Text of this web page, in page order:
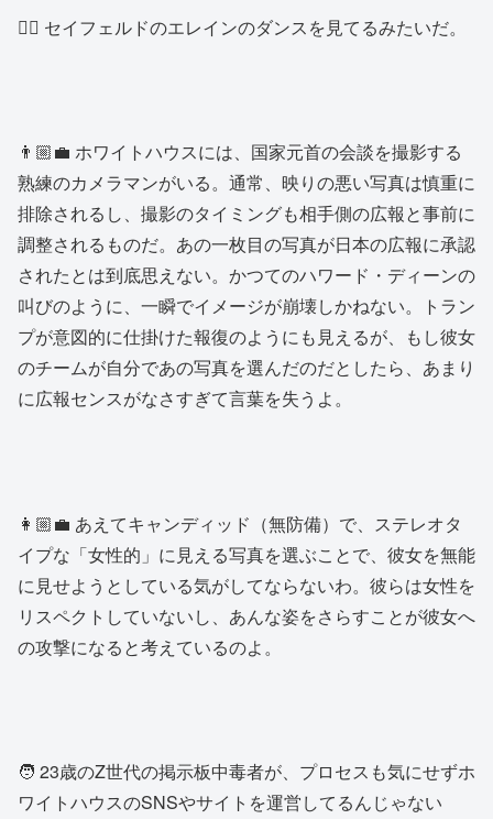
👱‍♂️ セイフェルドのエレインのダンスを見てるみたいだ。
👨🏼‍💼 ホワイトハウスには、国家元首の会談を撮影する
熟練のカメラマンがいる。通常、映りの悪い写真は慎重に
排除されるし、撮影のタイミングも相手側の広報と事前に
調整されるものだ。あの一枚目の写真が日本の広報に承認
されたとは到底思えない。かつてのハワード・ディーンの
叫びのように、一瞬でイメージが崩壊しかねない。トラン
プが意図的に仕掛けた報復のようにも見えるが、もし彼女
のチームが自分であの写真を選んだのだとしたら、あまり
に広報センスがなさすぎて言葉を失うよ。
👩🏼‍💼 あえてキャンディッド（無防備）で、ステレオタ
イプな「女性的」に見える写真を選ぶことで、彼女を無能
に見せようとしている気がしてならないわ。彼らは女性を
リスペクトしていないし、あんな姿をさらすことが彼女へ
の攻撃になると考えているのよ。
🧑 23歳のZ世代の掲示板中毒者が、プロセスも気にせずホ
ワイトハウスのSNSやサイトを運営してるんじゃない